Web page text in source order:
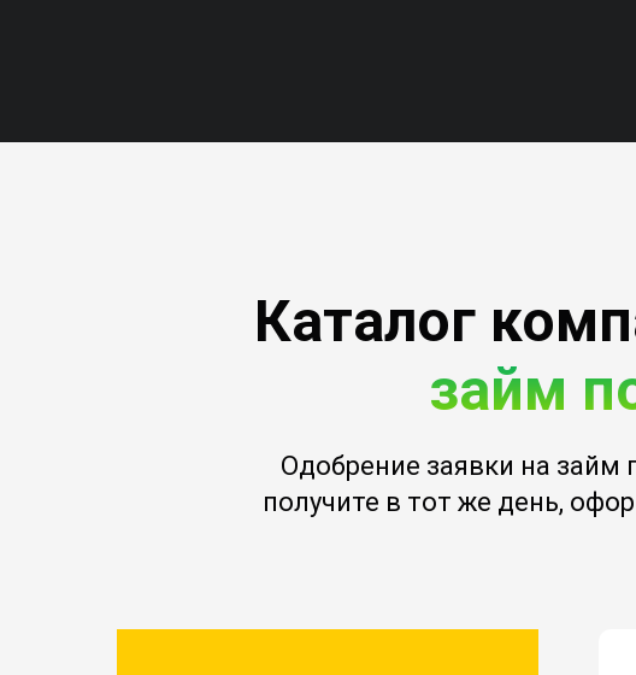
Каталог
займ
Одобрение заявки на займ
получите в тот же день,